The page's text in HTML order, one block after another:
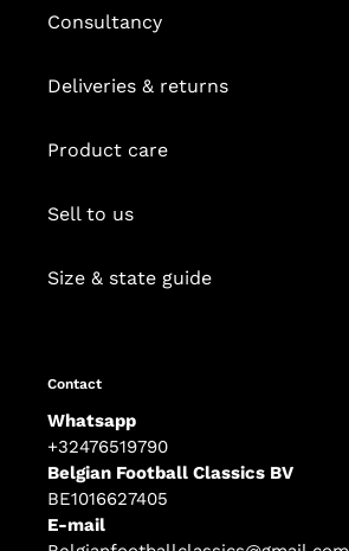
Consultancy
Deliveries & returns
Product care
Sell to us
Size & state guide
Contact
Whatsapp
+32476519790
Belgian Football Classics BV
BE1016627405
E-mail